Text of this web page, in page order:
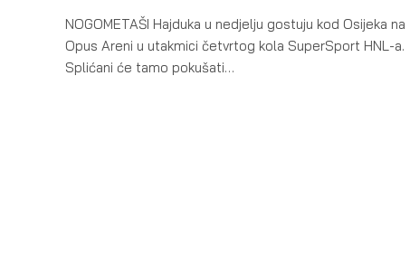
NOGOMETAŠI Hajduka u nedjelju gostuju kod Osijeka na
Opus Areni u utakmici četvrtog kola SuperSport HNL-a.
Splićani će tamo pokušati…